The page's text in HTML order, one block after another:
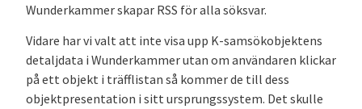
Wunderkammer skapar RSS för alla söksvar.
Vidare har vi valt att inte visa upp K-samsökobjektens
detaljdata i Wunderkammer utan om användaren klickar
på ett objekt i träfflistan så kommer de till dess
objektpresentation i sitt ursprungssystem. Det skulle